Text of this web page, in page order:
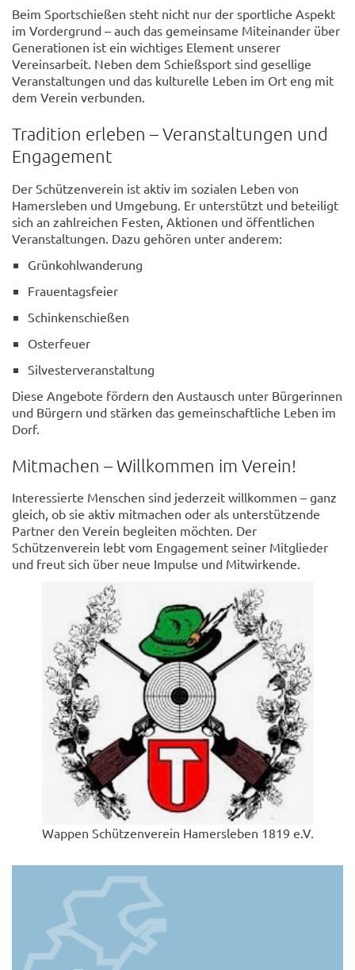
Beim Sportschießen steht nicht nur der sportliche Aspekt
im Vordergrund – auch das gemeinsame Miteinander über
Generationen ist ein wichtiges Element unserer
Vereinsarbeit. Neben dem Schießsport sind gesellige
Veranstaltungen und das kulturelle Leben im Ort eng mit
dem Verein verbunden.
Tradition erleben – Veranstaltungen und
Engagement
Der Schützenverein ist aktiv im sozialen Leben von
Hamersleben und Umgebung. Er unterstützt und beteiligt
sich an zahlreichen Festen, Aktionen und öffentlichen
Veranstaltungen. Dazu gehören unter anderem:
Grünkohlwanderung
Frauentagsfeier
Schinkenschießen
Osterfeuer
Silvesterveranstaltung
Diese Angebote fördern den Austausch unter Bürgerinnen
und Bürgern und stärken das gemeinschaftliche Leben im
Dorf.
Mitmachen – Willkommen im Verein!
Interessierte Menschen sind jederzeit willkommen – ganz
gleich, ob sie aktiv mitmachen oder als unterstützende
Partner den Verein begleiten möchten. Der
Schützenverein lebt vom Engagement seiner Mitglieder
und freut sich über neue Impulse und Mitwirkende.
Wappen Schützenverein Hamersleben 1819 e.V.